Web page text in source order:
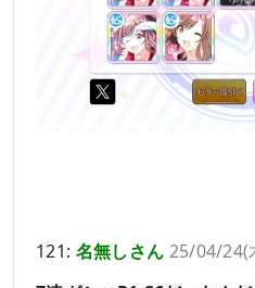
121: 名無しさん 25/04/24(